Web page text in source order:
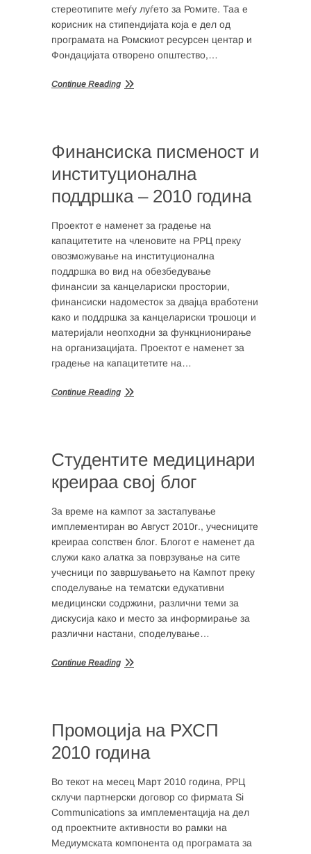
стереотипите меѓу луѓето за Ромите. Таа е
корисник на стипендијата која е дел од
програмата на Ромскиот ресурсен центар и
Фондацијата отворено општество,…
Continue Reading
Финансиска писменост и
институционална
поддршка – 2010 година
Проектот е наменет за градење на
капацитетите на членовите на РРЦ преку
овозможување на институционална
поддршка во вид на обезбедување
финансии за канцелариски простории,
финансиски надоместок за двајца вработени
како и поддршка за канцелариски трошоци и
материјали неопходни за функцнионирање
на организацијата. Проектот е наменет за
градење на капацитетите на…
Continue Reading
Студентите медицинари
креираа свој блог
За време на кампот за застапување
имплементиран во Август 2010г., учесниците
креираа сопствен блог. Блогот е наменет да
служи како алатка за поврзување на сите
учесници по завршувањето на Кампот преку
споделување на тематски едукативни
медицински содржини, различни теми за
дискусија како и место за информирање за
различни настани, споделување…
Continue Reading
Промоција на РХСП
2010 година
Во текот на месец Март 2010 година, РРЦ
склучи партнерски договор со фирмата Si
Communications за имплементација на дел
од проектните активности во рамки на
Медиумската компонента од програмата за